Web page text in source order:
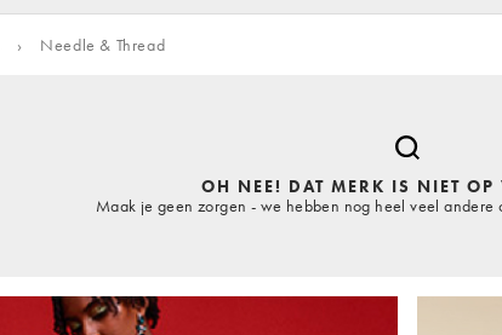
› Needle & Thread
OH NEE! DAT MERK IS NIET OP
Maak je geen zorgen - we hebben nog heel veel andere